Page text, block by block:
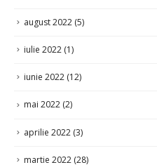
august 2022 (5)
iulie 2022 (1)
iunie 2022 (12)
mai 2022 (2)
aprilie 2022 (3)
martie 2022 (28)